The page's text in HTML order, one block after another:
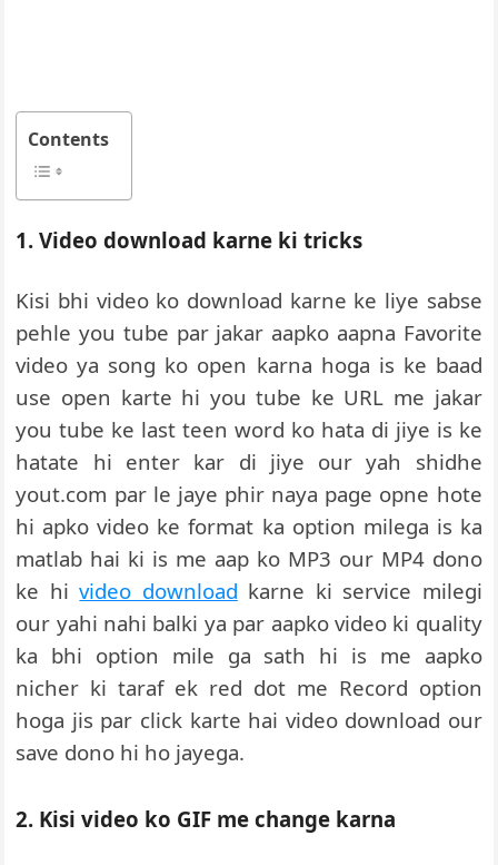
Contents
1. Video download karne ki tricks
Kisi bhi video ko download karne ke liye sabse
pehle you tube par jakar aapko aapna Favorite
video ya song ko open karna hoga is ke baad
use open karte hi you tube ke URL me jakar
you tube ke last teen word ko hata di jiye is ke
hatate hi enter kar di jiye our yah shidhe
yout.com par le jaye phir naya page opne hote
hi apko video ke format ka option milega is ka
matlab hai ki is me aap ko MP3 our MP4 dono
ke hivideo download karne ki service milegi
our yahi nahi balki ya par aapko video ki quality
ka bhi option mile ga sath hi is me aapko
nicher ki taraf ek red dot me Record option
hoga jis par click karte hai video download our
save dono hi ho jayega.
2. Kisi video ko GIF me change karna